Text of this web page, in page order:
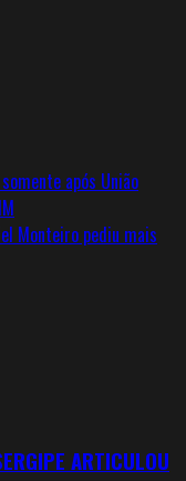
após União
Monteiro pediu mais
ARTICULOU